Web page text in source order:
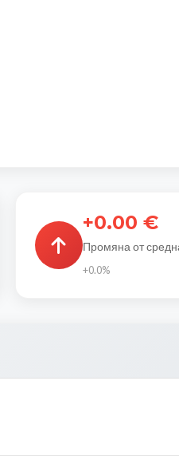
+0.00 €
Промяна от
+0.0%